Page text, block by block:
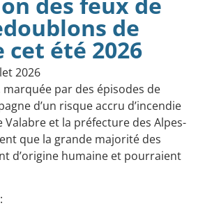
de
cet été 2026
2026
marquée par des épisodes de
d’un risque accru d’incendie
Valabre et la préfecture des Alpes-
que la grande majorité des
d’origine humaine et pourraient